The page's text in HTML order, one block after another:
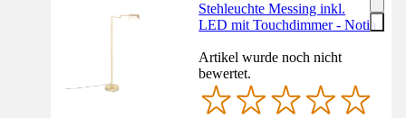
Stehleuchte Messing inkl.
LED mit Touchdimmer - Notia
Artikel wurde noch nicht
bewertet.